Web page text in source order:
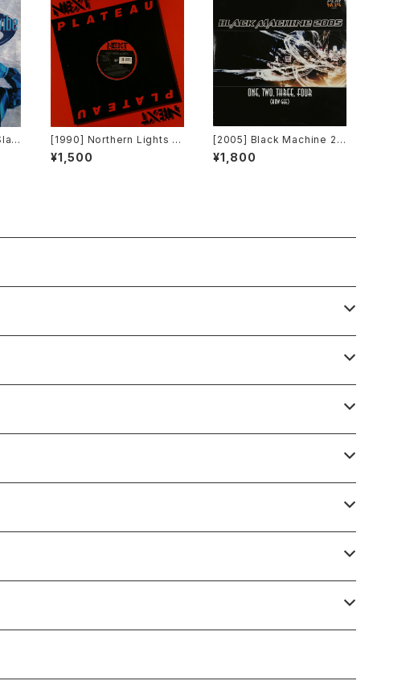
[1990] Northern Lights –
Jet Lag [Next Plateau Re
cords Inc.]
¥1,500
[2005] Black Machine 20
05 – One, Two, Three, F
our (How Gee) [PLM Rec
¥1,800